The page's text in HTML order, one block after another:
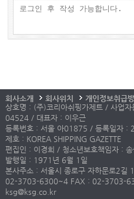
회사소개 회사위치 개인정보취급
상호명 : (주)코리아쉬핑가제트 / 사업
04524 / 대표자 : 이우근
등록번호 : 서울 아01875 / 등록일자 :
제호 : KOREA SHIPPING GAZETTE
편집인 : 이경희 / 청소년보호책임자 :
발행일 : 1971년 6월 1일
본사주소 : 서울시 종로구 자하문로2길
02-3703-6300~4 FAX : 02-3703-
ksg@ksg.co.kr